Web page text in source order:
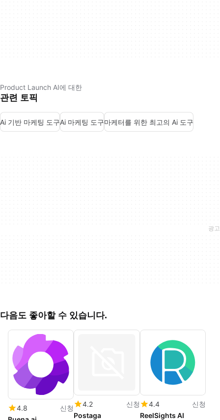
Product Launch AI에 대한
관련 토픽
Ai 기반 마케팅 도구Ai 마케팅 도구마케터를 위한 최고의 Ai 도구
다음도 좋아할 수 있습니다.
4.8
신청
4.2
신청
Postaga
4.4
신청
ReelSights AI